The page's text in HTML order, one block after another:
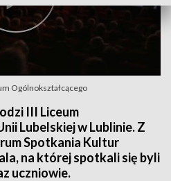
Ogólnokształcącego
III Liceum
Lubelskiej w Lublinie. Z
Spotkania Kultur
na której spotkali się byli
uczniowie.